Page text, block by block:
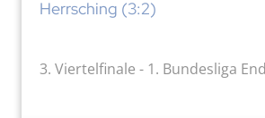
Herrsching (3:2)
3. Viertelfinale - 1. Bundesliga